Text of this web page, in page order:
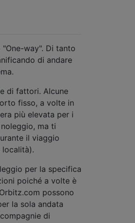
way". Di tanto
di andare
di fattori. Alcune
fisso, a volte in
più elevata per i
ma ti
il viaggio
per la specifica
poiché a volte è
possono
la sola andata
di